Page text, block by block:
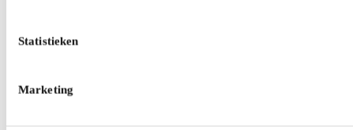
Statistieken
Marketing